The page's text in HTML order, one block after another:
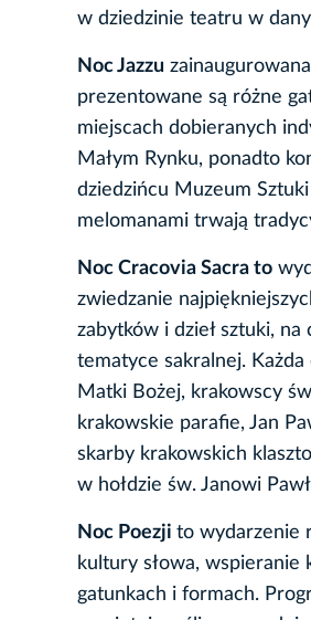
w dziedzinie teatru w
Noc Jazzu
prezentowane są różne
miejscach dobieranych
Małym Rynku, ponadto
dziedzińcu Muzeum
melomanami trwają
Noc Cracovia Sacra to
zwiedzanie
zabytków i dzieł sztuki,
tematyce sakralnej.
Matki Bożej, krakowscy
krakowskie parafie, Jan
skarby krakowskich
w hołdzie św. Janowi
Noc Poezji to wydarzenie
kultury słowa,
gatunkach i formach.